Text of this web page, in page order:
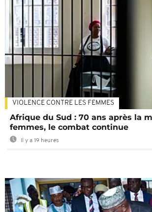
VIOLENCE CONTRE LES FEMMES
Afrique du Sud : 70 ans après la
femmes, le combat continue
Il y a 19 heures